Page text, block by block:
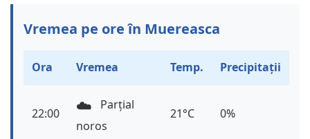
Vremea pe ore în Muereasca
Ora Vremea Temp. Precipitații
22:00 ☁️
Parțial
noros
21°C 0%